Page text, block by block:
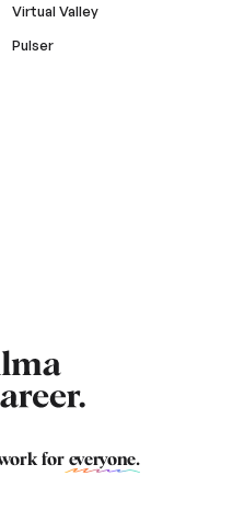
Virtual Valley
Pulser
for everyone.